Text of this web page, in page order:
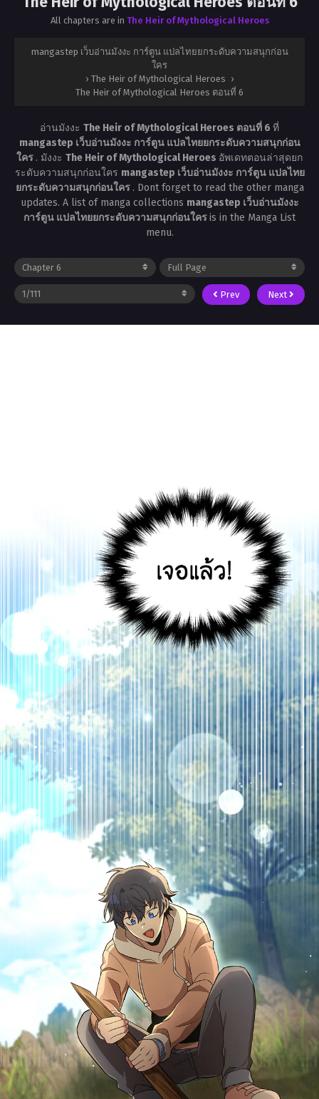
All chapters are in The Heir of Mythological Heroes
mangastep เว็บอ่านมังงะ การ์ตูน แปลไทยยกระดับความสนุกก่อน
ใคร
› The Heir of Mythological Heroes ›
The Heir of Mythological Heroes ตอนที่ 6
อ่านมังงะ The Heir of Mythological Heroes ตอนที่ 6 ที่
mangastep เว็บอ่านมังงะ การ์ตูน แปลไทยยกระดับความสนุกก่อน
ใคร . มังงะ The Heir of Mythological Heroes อัพเดทตอนล่าสุดยก
ระดับความสนุกก่อนใคร mangastep เว็บอ่านมังงะ การ์ตูน แปลไทย
ยกระดับความสนุกก่อนใคร . Dont forget to read the other manga
updates. A list of manga collections mangastep เว็บอ่านมังงะ
การ์ตูน แปลไทยยกระดับความสนุกก่อนใครis in the Manga List
menu.
Prev Next